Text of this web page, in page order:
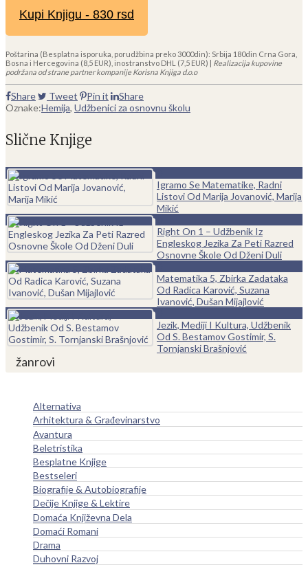
Kupi Knjigu - 830 rsd
Poštarina (Besplatna isporuka, porudžbina preko 3000din): Srbija 180din Crna Gora,
Bosna i Hercegovina (8,5 EUR), inostranstvo DHL (7,5 EUR) | Realizacija kupovine
podržana od strane partner kompanije Korisna Knjiga d.o.o
Share Tweet Pin it
Share
Oznake:Hemija, Udžbenici za osnovnu školu
Slične Knjige
Igramo Se Matematike, Radni
Listovi Od Marija Jovanović, Marija
Mikić
Right On 1 – Udžbenik Iz
Engleskog Jezika Za Peti Razred
Osnovne Škole Od Dženi Duli
Matematika 5, Zbirka Zadataka
Od Radica Karović, Suzana
Ivanović, Dušan Mijajlović
Jezik, Mediji I Kultura, Udžbenik
Od S. Bestamov Gostimir, S.
Tornjanski Brašnjović
žanrovi
Alternativa
Arhitektura & Građevinarstvo
Avantura
Beletristika
Besplatne Knjige
Bestseleri
Biografije & Autobiografije
Dečije Knjige & Lektire
Domaća Književna Dela
Domaći Romani
Drama
Duhovni Razvoj